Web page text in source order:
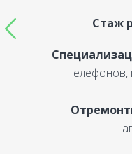
Стаж
телефонов,